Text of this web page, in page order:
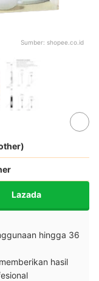
Sumber: shopee.co.id
Lazada
hingga 36
memberikan hasil